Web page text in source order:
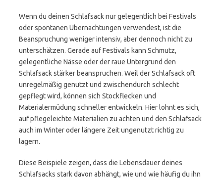
Wenn du deinen Schlafsack nur gelegentlich bei Festivals
oder spontanen Übernachtungen verwendest, ist die
Beanspruchung weniger intensiv, aber dennoch nicht zu
unterschätzen. Gerade auf Festivals kann Schmutz,
gelegentliche Nässe oder der raue Untergrund den
Schlafsack stärker beanspruchen. Weil der Schlafsack oft
unregelmäßig genutzt und zwischendurch schlecht
gepflegt wird, können sich Stockflecken und
Materialermüdung schneller entwickeln. Hier lohnt es sich,
auf pflegeleichte Materialien zu achten und den Schlafsack
auch im Winter oder längere Zeit ungenutzt richtig zu
lagern.
Diese Beispiele zeigen, dass die Lebensdauer deines
Schlafsacks stark davon abhängt, wie und wie häufig du ihn